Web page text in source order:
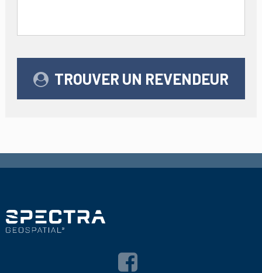
TROUVER UN REVENDEUR